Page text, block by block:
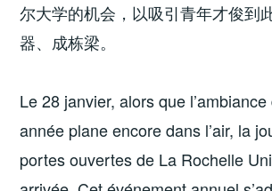
尔大学的机会，以吸引青年才俊到
器、成栋梁。
Le 28 janvier, alors que
année plane encore dans l’air, la
portes ouvertes de La Rochelle